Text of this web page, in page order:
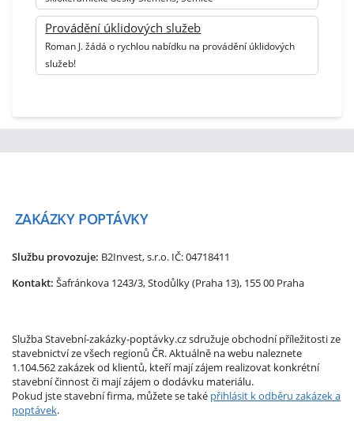
Provádění úklidových služeb
Roman J. žádá o rychlou nabídku na provádění úklidových
služeb!
ZAKÁZKY POPTÁVKY
Službu provozuje: B2Invest, s.r.o. IČ: 04718411
Kontakt: Šafránkova 1243/3, Stodůlky (Praha 13), 155 00 Praha
Služba Stavební-zakázky-poptávky.cz sdružuje obchodní příležitosti ze
stavebnictví ze všech regionů ČR. Aktuálně na webu naleznete
1.104.562 zakázek od klientů, kteří mají zájem realizovat konkrétní
stavební činnost či mají zájem o dodávku materiálu.
Pokud jste stavební firma, můžete se také přihlásit k odběru zakázek a
poptávek.